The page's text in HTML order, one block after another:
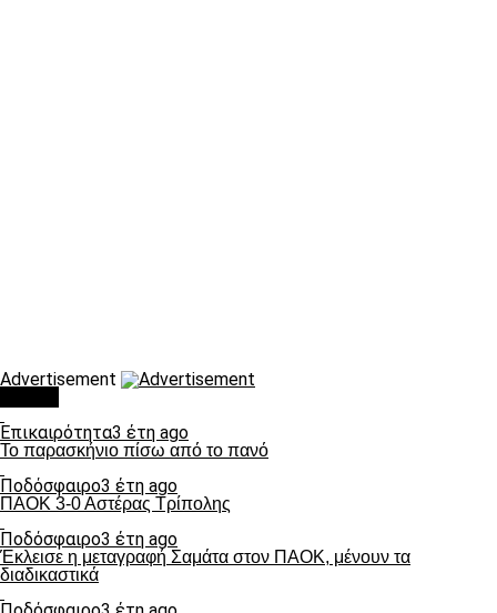
Advertisement
Επικαιρότητα3 έτη ago
Το παρασκήνιο πίσω από το πανό
Ποδόσφαιρο3 έτη ago
ΠΑΟΚ 3-0 Αστέρας Τρίπολης
Ποδόσφαιρο3 έτη ago
Έκλεισε η μεταγραφή Σαμάτα στον ΠΑΟΚ, μένουν τα
διαδικαστικά